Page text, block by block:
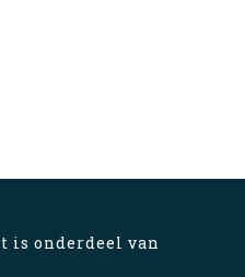
is onderdeel van